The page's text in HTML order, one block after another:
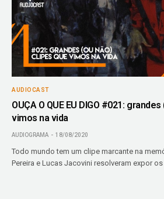
AUDIOCAST
OUÇA O QUE EU DIGO #021:
vimos na vida
AUDIOGRAMA 18/08/2020
Todo mundo tem um clipe marcante na
Pereira e Lucas Jacovini resolveram expor